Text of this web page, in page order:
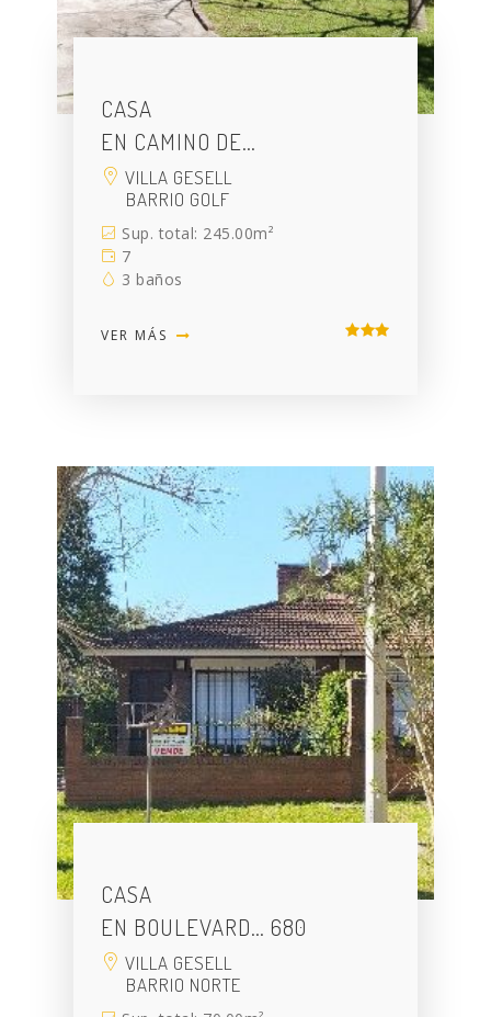
CASA
EN CAMINO DE…
VILLA GESELL
BARRIO GOLF
Sup. total: 245.00m²
7
3 baños
VER MÁS
CASA
EN BOULEVARD… 680
VILLA GESELL
BARRIO NORTE